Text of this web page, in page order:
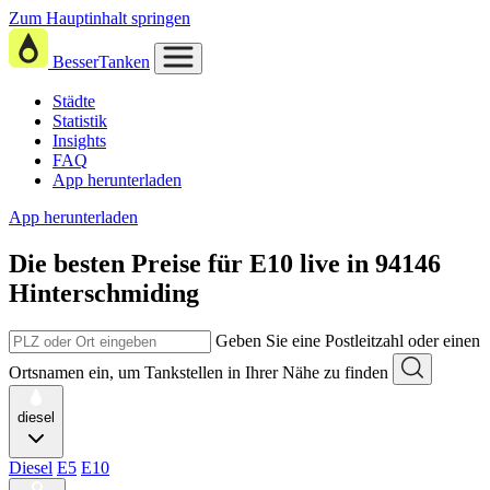
Zum Hauptinhalt springen
BesserTanken
Städte
Statistik
Insights
FAQ
App herunterladen
App herunterladen
Die besten Preise für E10 live in 94146
Hinterschmiding
Geben Sie eine Postleitzahl oder einen
Ortsnamen ein, um Tankstellen in Ihrer Nähe zu finden
diesel
Diesel E5 E10